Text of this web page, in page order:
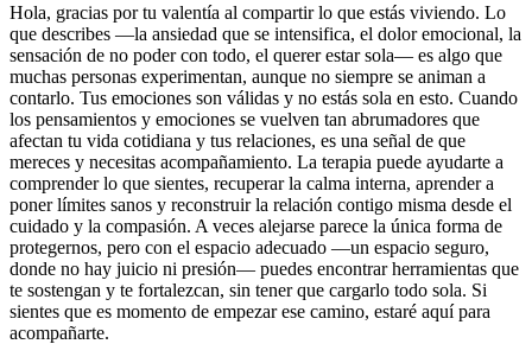
Hola, gracias por tu valentía al compartir lo que estás viviendo. Lo
que describes —la ansiedad que se intensifica, el dolor emocional, la
sensación de no poder con todo, el querer estar sola— es algo que
muchas personas experimentan, aunque no siempre se animan a
contarlo. Tus emociones son válidas y no estás sola en esto. Cuando
los pensamientos y emociones se vuelven tan abrumadores que
afectan tu vida cotidiana y tus relaciones, es una señal de que
mereces y necesitas acompañamiento. La terapia puede ayudarte a
comprender lo que sientes, recuperar la calma interna, aprender a
poner límites sanos y reconstruir la relación contigo misma desde el
cuidado y la compasión. A veces alejarse parece la única forma de
protegernos, pero con el espacio adecuado —un espacio seguro,
donde no hay juicio ni presión— puedes encontrar herramientas que
te sostengan y te fortalezcan, sin tener que cargarlo todo sola. Si
sientes que es momento de empezar ese camino, estaré aquí para
acompañarte.